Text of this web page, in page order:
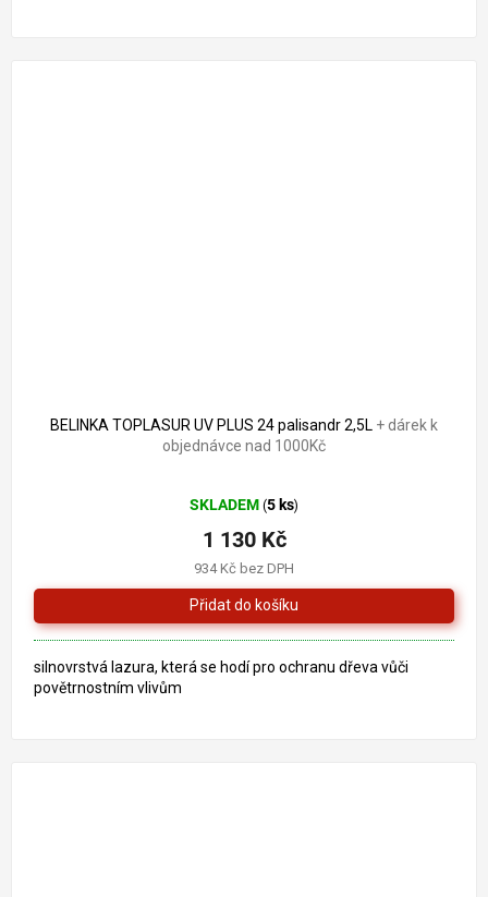
BELINKA TOPLASUR UV PLUS 24 palisandr 2,5L + dárek k
objednávce nad 1000Kč
hodnocení
produktu
je
5,0
z
5
hvězdiček.
SKLADEM (5 ks)
934 Kč bez DPH
1 130 Kč
silnovrstvá lazura, která se hodí pro ochranu dřeva vůči
povětrnostním vlivům